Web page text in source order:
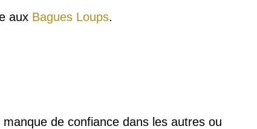
aux Bagues Loups.
manque de confiance dans les autres ou